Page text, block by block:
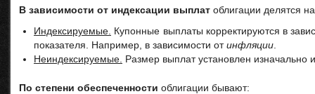
В зависимости от индексации выплат облигации делятся
Индексируемые. Купонные выплаты корректируются в
показателя. Например, в зависимости отинфляции
Неиндексируемые. Размер выплат установлен изначально
По степени обеспеченности облигации бывают: